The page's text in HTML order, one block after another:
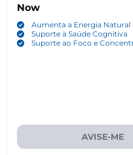
Now
Aumenta a Energia Natural
Suporte à Saúde Cognitiva
Suporte ao Foco e
AVISE-ME